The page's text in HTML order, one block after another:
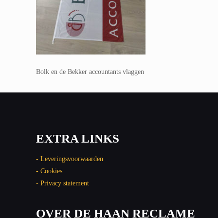
Bolk en de Bekker accountants vlaggen
EXTRA LINKS
- Leveringsvoorwaarden
- Cookies
- Privacy statement
OVER DE HAAN RECLAME